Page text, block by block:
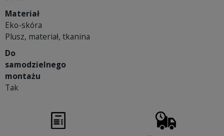
Materiał
Eko-skóra
Plusz, materiał, tkanina
Do
samodzielnego
montażu
Tak